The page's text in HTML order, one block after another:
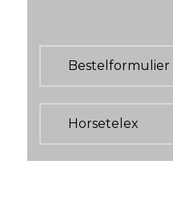
Bestelformulier
Horsetelex